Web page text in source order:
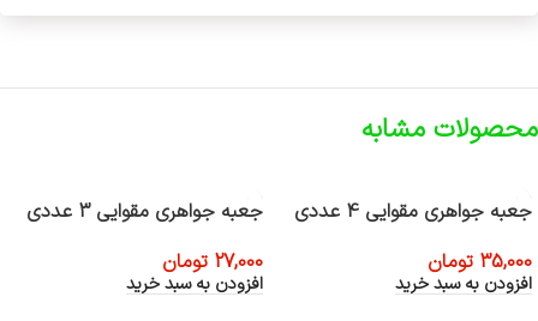
محصولات مشابه
جعبه جواهری مقوایی 4 عددی
35,000 تومان
افزودن به سبد خرید
جعبه جواهری مقوایی 3 عددی
27,000 تومان
افزودن به سبد خرید